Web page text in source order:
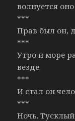
волнуется
***
Прав был он,
***
Утро и море
везде.
***
И стал он
***
Ночь.